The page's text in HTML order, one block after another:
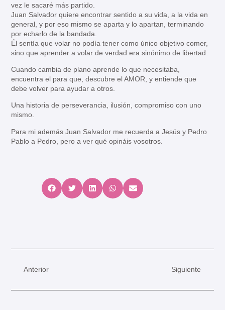
vez le sacaré más partido.
Juan Salvador quiere encontrar sentido a su vida, a la vida en
general, y por eso mismo se aparta y lo apartan, terminando
por echarlo de la bandada.
Él sentía que volar no podía tener como único objetivo comer,
sino que aprender a volar de verdad era sinónimo de libertad.
Cuando cambia de plano aprende lo que necesitaba,
encuentra el para que, descubre el AMOR, y entiende que
debe volver para ayudar a otros.
Una historia de perseverancia, ilusión, compromiso con uno
mismo.
Para mi además Juan Salvador me recuerda a Jesús y Pedro
Pablo a Pedro, pero a ver qué opináis vosotros.
Anterior Siguiente